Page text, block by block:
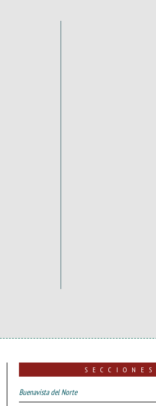
SECCIONES
Buenavista del Norte